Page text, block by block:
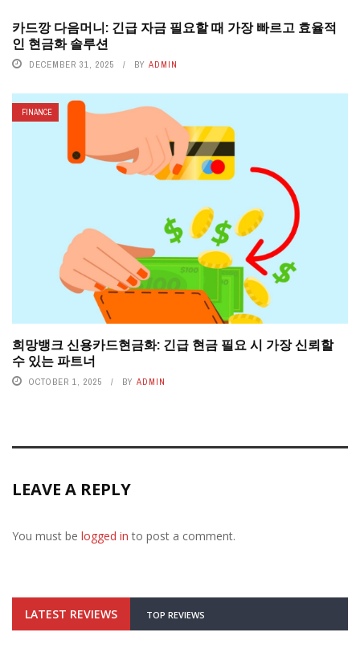
카드깡 다음머니: 긴급 자금 필요할 때 가장 빠르고 효율적
인 현금화 솔루션
DECEMBER 31, 2025 BY ADMIN
FINANCE
희망뱅크 신용카드현금화: 긴급 현금 필요 시 가장 신뢰할
수 있는 파트너
OCTOBER 1, 2025 BY ADMIN
LEAVE A REPLY
You must be logged in to post a comment.
LATEST REVIEWS TOP REVIEWS